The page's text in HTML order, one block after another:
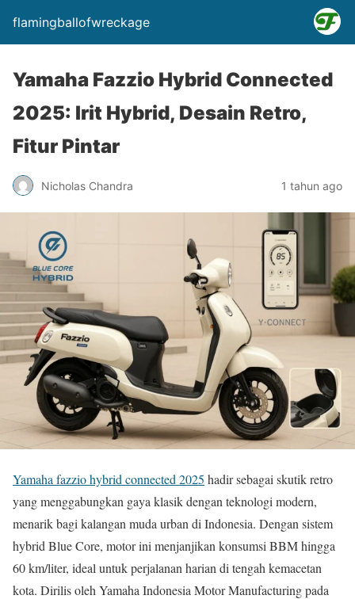
flamingballofwreckage
Yamaha Fazzio Hybrid Connected
2025: Irit Hybrid, Desain Retro,
Fitur Pintar
Nicholas Chandra 1 tahun ago
Yamaha fazzio hybrid connected 2025 hadir sebagai skutik retro
yang menggabungkan gaya klasik dengan teknologi modern,
menarik bagi kalangan muda urban di Indonesia. Dengan sistem
hybrid Blue Core, motor ini menjanjikan konsumsi BBM hingga
60 km/liter, ideal untuk perjalanan harian di tengah kemacetan
kota. Dirilis oleh Yamaha Indonesia Motor Manufacturing pada